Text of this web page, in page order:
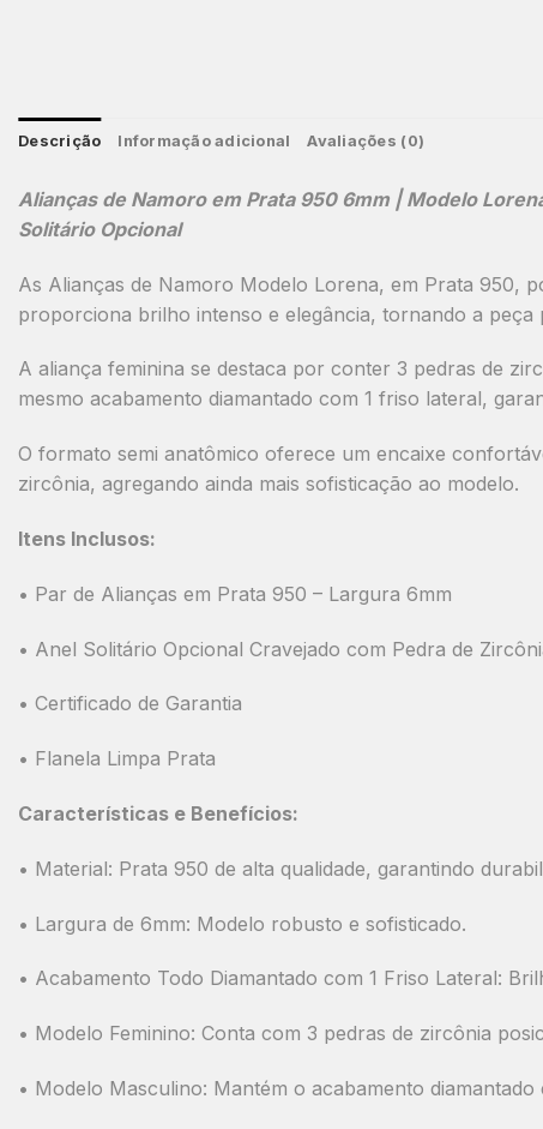
Descrição Informação adicional Avaliações (0)
Alianças de Namoro em Prata 950 6mm | Modelo
Solitário Opcional
As Alianças de Namoro Modelo Lorena, em Prata 950,
proporciona brilho intenso e elegância, tornando a
A aliança feminina se destaca por conter 3 pedras de
mesmo acabamento diamantado com 1 friso lateral,
O formato semi anatômico oferece um encaixe
zircônia, agregando ainda mais sofisticação ao modelo.
Itens Inclusos:
• Par de Alianças em Prata 950 – Largura 6mm
• Anel Solitário Opcional Cravejado com Pedra de
• Certificado de Garantia
• Flanela Limpa Prata
Características e Benefícios:
• Material: Prata 950 de alta qualidade, garantindo
• Largura de 6mm: Modelo robusto e sofisticado.
• Acabamento Todo Diamantado com 1 Friso Lateral:
• Modelo Feminino: Conta com 3 pedras de zircônia
• Modelo Masculino: Mantém o acabamento diamantado